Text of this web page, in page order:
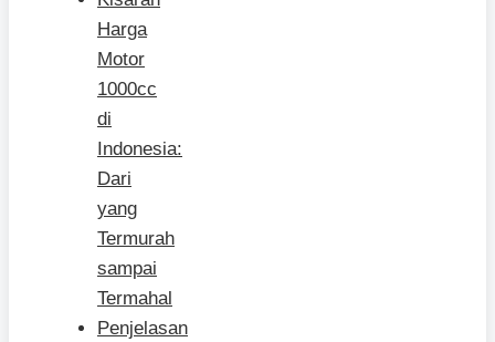
Harga
Motor
1000cc
di
Indonesia:
Dari
yang
Termurah
sampai
Termahal
Penjelasan